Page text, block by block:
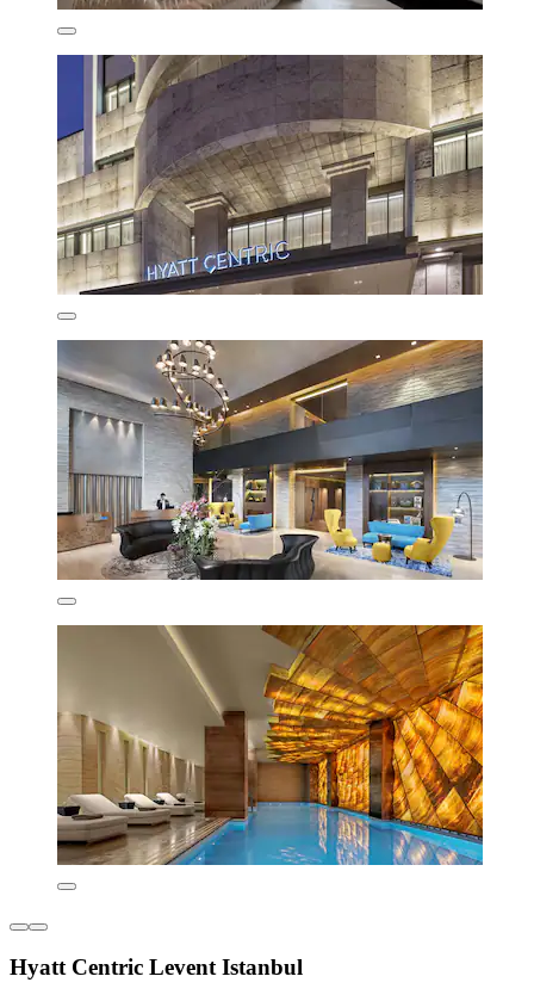
Hyatt Centric Levent Istanbul